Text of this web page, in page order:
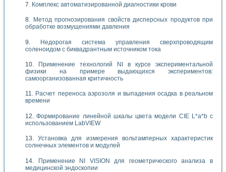
Комплекс автоматизированной диагностики крови
Метод прогнозирования свойств дисперсных продуктов при
обработке возмущениями давления
Недорогая система управления сверхпроводящим
соленоидом с биквадрантным источником тока
Применение технологий NI в курсе экспериментальной
физики на примере выдающихся экспериментов:
самоорганизованная критичность
Расчет переноса аэрозоля и выпадения осадка в реальном
времени
Формирование линейной шкалы цвета модели CIE L*a*b с
использованием LabVIEW
Установка для измерения вольтамперных характеристик
солнечных элементов и модулей
Применение NI VISION для геометрического анализа в
медицинской эндоскопии